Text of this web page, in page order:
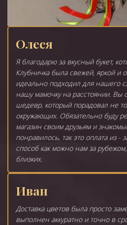
Олеся
Я благодарю за вкусный букет,
Клубничка была свежей, яркой и
идеально подходил для нашего
нашу мамочку на расстоянии. Вы
шедевр, который порадовал не
окружающих. Обязательно буду
магазин своим друзьям и
понравилось, так это оплата из -
способ как можно нам за
близких.
Иван
Доставка цветов была просто
выполнен аккуратно и точно в